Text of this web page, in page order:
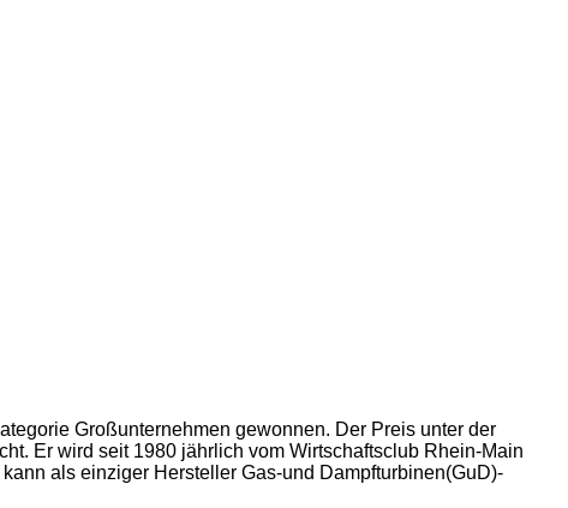
Großunternehmen gewonnen. Der Preis unter der
Er wird seit 1980 jährlich vom Wirtschaftsclub Rhein-Main
als einziger Hersteller Gas-und Dampfturbinen(GuD)-